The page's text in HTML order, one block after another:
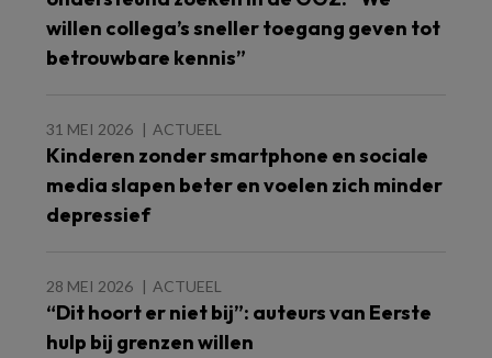
willen collega’s sneller toegang geven tot
betrouwbare kennis”
31 MEI 2026 ACTUEEL
Kinderen zonder smartphone en sociale
media slapen beter en voelen zich minder
depressief
28 MEI 2026 ACTUEEL
“Dit hoort er niet bij”: auteurs van Eerste
hulp bij grenzen willen